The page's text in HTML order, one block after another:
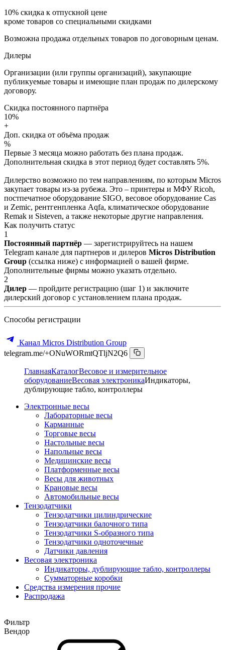
10% скидка к отпускной цене
кроме товаров со специальными скидками
Возможна продажа отдельных товаров по договорным ценам.
Дилеры
Организации (или группы организаций), закупающие
публикуемые товары и имеющие план продаж по дилерскому
договору.
Скидка постоянного партнёра
10%
+
Доп. скидка от объёма продаж
%
Первые 3 месяца можно работать без плана продаж.
Дополнительная скидка в этот период будет составлять 5%.
Дилерство возможно по тем направлениям, по которым Micros
закупает товары из-за рубежа. Это – принтеры и МФУ Ricoh,
постпечатное оборудование SIGO, весовое оборудование Cas
и Zemic, рентгенпленка Aqfa, климатическое оборудование
Remak и Sisteven, а также некоторые другие направления.
Как получить статус
1
Постоянный партнёр — зарегистрируйтесь на нашем
Telegram канале для партнеров и дилеров Micros Distribution
Group (ссылка ниже) с информацией о вашей фирме.
Дополнительные фирмы можно указать отдельно.
2
Дилер — пройдите регистрацию (шаг 1) и заключите
дилерский договор с установлением плана продаж.
Способы регистрации
Канал Micros Distribution Group
telegram.me/+ONuWORmtQTljN2Q6
ГлавнаяКаталогВесовое и измерительное
оборудованиеВесовая электроникаИндикаторы,
дублирующие табло, контроллеры
Электронные весы
Лабораторные весы
Карманные
Торговые весы
Настольные весы
Напольные весы
Медицинские весы
Платформенные весы
Весы для животных
Крановые весы
Автомобильные весы
Тензодатчики
Тензодатчики цилиндрические
Тензодатчики балочного типа
Тензодатчики S-образного типа
Тензодатчики одноточечные
Датчики давления
Весовая электроника
Индикаторы, дублирующие табло, контроллеры
Сумматорные коробки
Средства измерения прочие
Распродажа
Фильтр
Вендор